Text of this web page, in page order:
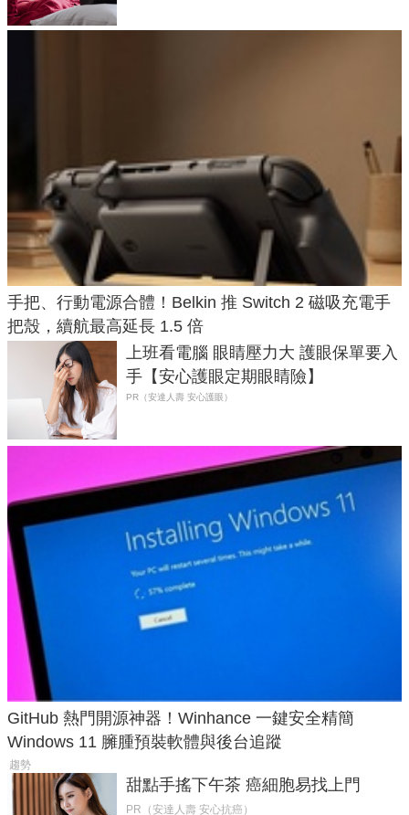
手把、行動電源合體！Belkin 推 Switch 2 磁吸充電手
把殼，續航最高延長 1.5 倍
上班看電腦 眼睛壓力大 護眼保單要入
手【安心護眼定期眼睛險】
PR（安達人壽 安心護眼）
GitHub 熱門開源神器！Winhance 一鍵安全精簡
Windows 11 臃腫預裝軟體與後台追蹤
趨勢
甜點手搖下午茶 癌細胞易找上門
PR（安達人壽 安心抗癌）